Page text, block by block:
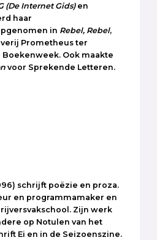
(De Internet Gids)en
haar
in Rebel, Rebel,
Prometheus ter
Ook maakte
voor Sprekende Letteren.
schrijft poëzie en proza.
en programmamaker en
Zijn werk
op Notulen van het
Ei en in de Seizoenszine.